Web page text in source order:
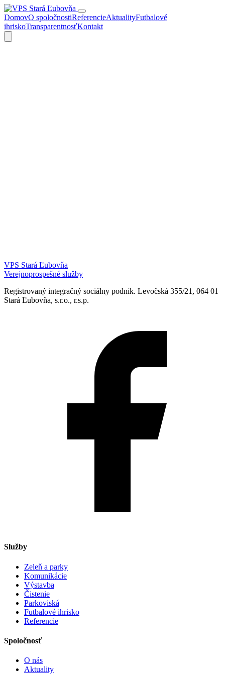
DomovO spoločnostiReferencieAktualityFutbalové
ihriskoTransparentnosťKontakt
VPS Stará Ľubovňa
Verejnoprospešné služby
Registrovaný integračný sociálny podnik. Levočská 355/21, 064 01
Stará Ľubovňa, s.r.o., r.s.p.
Služby
Zeleň a parky
Komunikácie
Výstavba
Čistenie
Parkoviská
Futbalové ihrisko
Referencie
Spoločnosť
O nás
Aktuality